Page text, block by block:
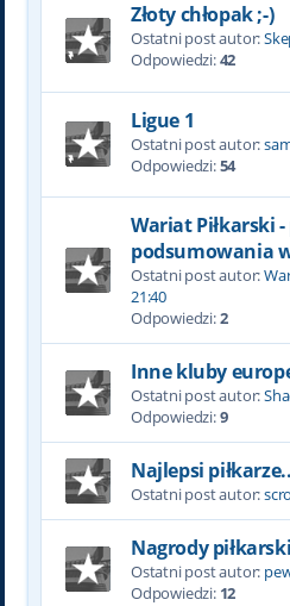
Złoty chłopak ;-)
Ostatni post autor:
Odpowiedzi:42
Ligue 1
Ostatni post autor:
Odpowiedzi:54
Wariat Piłkarski
podsumowania
Ostatni post autor:
21:40
Odpowiedzi:2
Inne kluby
Ostatni post autor:
Odpowiedzi:9
Najlepsi
Ostatni post autor:
Nagrody
Ostatni post autor:
Odpowiedzi: 12